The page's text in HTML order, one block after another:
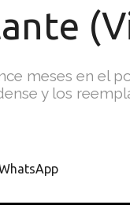
meses en el
y los